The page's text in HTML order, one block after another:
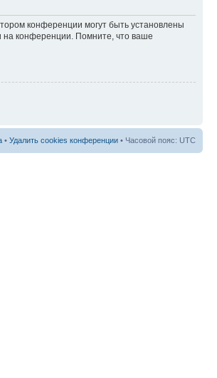
конференции могут быть установлены
на конференции. Помните, что ваше
• Удалить cookies конференции • Часовой пояс: UTC